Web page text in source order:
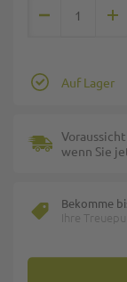
Auf Lager
wenn Sie
Bekomme
Ihre